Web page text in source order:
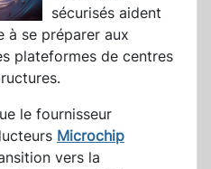
sécurisés aident
à se préparer aux
plateformes de centres
le fournisseur
Microchip
vers la